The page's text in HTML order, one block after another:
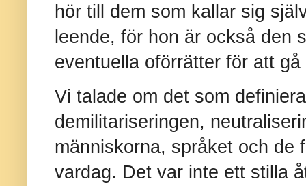
hör till dem som kallar sig
leende, för hon är också den
eventuella oförrätter för att gå
Vi talade om det som
demilitariseringen,
människorna, språket och de
vardag. Det var inte ett stilla